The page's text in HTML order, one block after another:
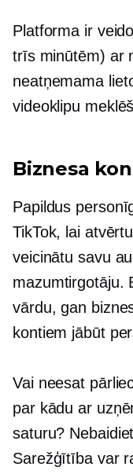
Platforma ir
trīs minūtēm) ar
neatņemama
videoklipu
Biznesa
Papildus
TikTok, lai
veicinātu savu
mazumtirgotāju.
vārdu, gan
kontiem jābūt
Vai neesat
par kādu ar
saturu?
Sarežģītība var